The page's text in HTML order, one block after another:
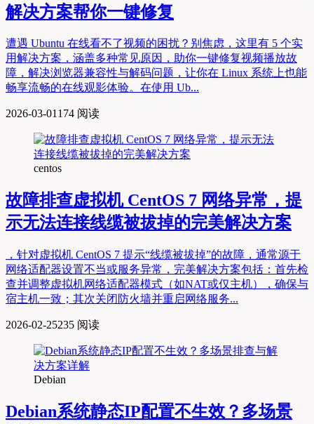
解决方案帮你一键修复
遭遇 Ubuntu 在线看不了视频的困扰？别焦虑，这里有 5 个实
用解决方案，涵盖多种常见原因，助你一键修复视频播放故
障，解决浏览器兼容性与解码问题，让你在 Linux 系统上也能
畅享流畅的在线观影体验。在使用 Ub...
2026-03-01174 阅读
centos
故障排查虚拟机 CentOS 7 网络异常，提
示无法连接线缆被拔掉的完美解决方案
，针对虚拟机 CentOS 7 提示“线缆被拔掉”的故障，通常源于
网络适配器设置不当或服务异常，完美解决方案包括：首先检
查并调整虚拟机网络适配器模式（如NAT或仅主机），确保与
宿主机一致；其次关闭防火墙并重启网络服务...
2026-02-25235 阅读
Debian
Debian系统静态IP配置不生效？多场景